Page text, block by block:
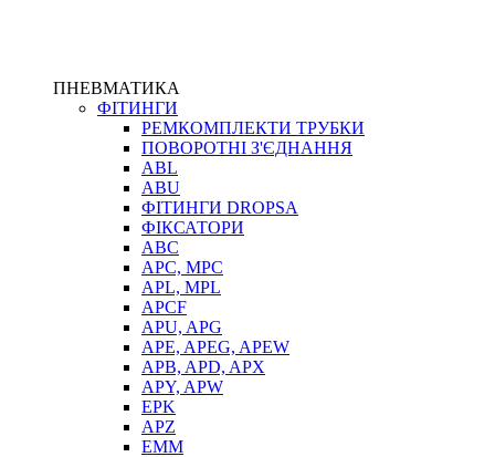
ПНЕВМАТИКА
ФІТИНГИ
РЕМКОМПЛЕКТИ ТРУБКИ
ПОВОРОТНІ З'ЄДНАННЯ
ABL
ABU
ФІТИНГИ DROPSA
ФІКСАТОРИ
ABC
APC, MPC
APL, MPL
APCF
APU, APG
APE, APEG, APEW
APB, APD, APX
APY, APW
EPK
APZ
EMM